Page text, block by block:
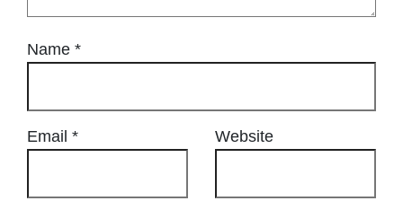
Name *
Email * Website